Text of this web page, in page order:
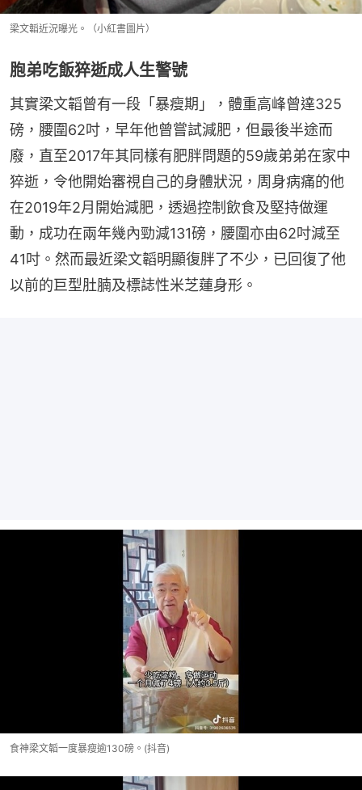
梁文韜近況曝光。（小紅書圖片）
胞弟吃飯猝逝成人生警號
其實梁文韜曾有一段「暴瘦期」，體重高峰曾達325
磅，腰圍62吋，早年他曾嘗試減肥，但最後半途而
廢，直至2017年其同樣有肥胖問題的59歲弟弟在家中
猝逝，令他開始審視自己的身體狀況，周身病痛的他
在2019年2月開始減肥，透過控制飲食及堅持做運
動，成功在兩年幾內勁減131磅，腰圍亦由62吋減至
41吋。然而最近梁文韜明顯復胖了不少，已回復了他
以前的巨型肚腩及標誌性米芝蓮身形。
食神梁文韜一度暴瘦逾130磅。(抖音)